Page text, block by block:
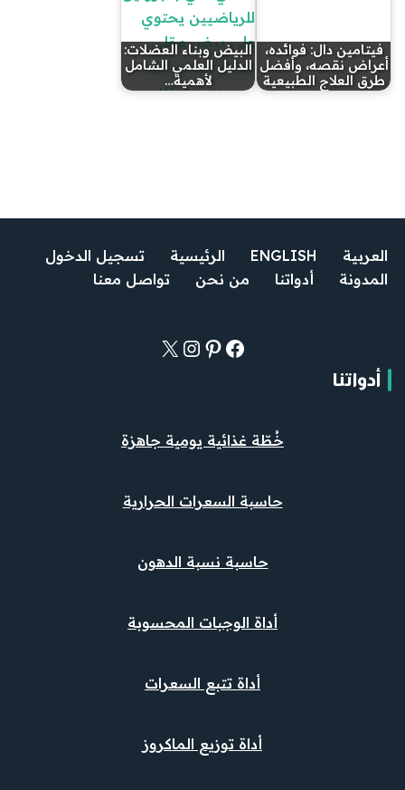
فيتامين دال: فوائده،
أعراض نقصه، وأفضل
طرق العلاج الطبيعية
البيض وبناء العضلات:
الدليل العلمي الشامل
لأهمية…
العربية ENGLISH الرئيسية
تسجيل الدخول
المدونة
أدواتنا من نحن تواصل معنا
أدواتنا
خُطّة غذائية يومية جاهزة
حاسبة السعرات الحرارية
حاسبة نسبة الدهون
أداة الوجبات المحسوبة
أداة تتبع السعرات
أداة توزيع الماكروز